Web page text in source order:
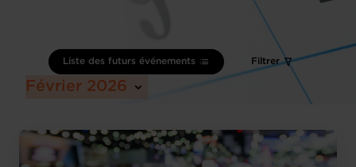
Février 2026
Liste des futurs événements Filtrer